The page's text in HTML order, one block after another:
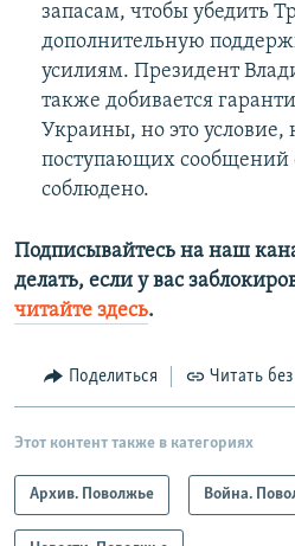
запасам, чтобы убедить
дополнительную
усилиям. Президент
также добивается
Украины, но это условие,
поступающих сообщений
соблюдено.
Подписывайтесь на наш
делать, если у вас
читайте здесь.
Поделиться Читать
Этот контент также в категориях
Архив. Поволжье Война.